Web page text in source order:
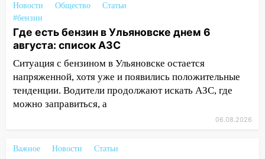
врезался в забор
10:27 Где есть бензин в Ульяновске
днем 6 августа: список АЗС
10:16 Внимание! В Ульяновской области
объявлена ракетная опасность
10:00
В Старомайнском районе утонул
51-летний мужчина
застрял в тепловозе
Новости Общество
Статьи
#бензин
Где есть бензин в Ульяновске днем 6
августа: список АЗС
Ситуация с бензином в Ульяновске остается
напряженной, хотя уже и появились положительные
тенденции. Водители продолжают искать АЗС, где
можно заправиться, а
06.08.2026
Важное Новости Статьи